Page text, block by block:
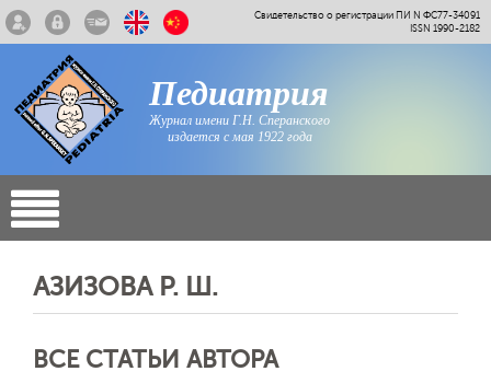
Свидетельство о регистрации ПИ N ФС77-34091
ISSN 1990-2182
Педиатрия
Журнал имени Г.Н. Сперанского
издается с мая 1922 года
АЗИЗОВА Р. Ш.
ВСЕ СТАТЬИ АВТОРА